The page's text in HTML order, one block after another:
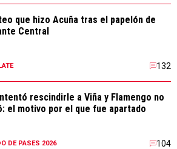
que hizo Acuña tras el papelón de
Central
132
rescindirle a Viña y Flamengo no
el motivo por el que fue apartado
DE PASES 2026 104